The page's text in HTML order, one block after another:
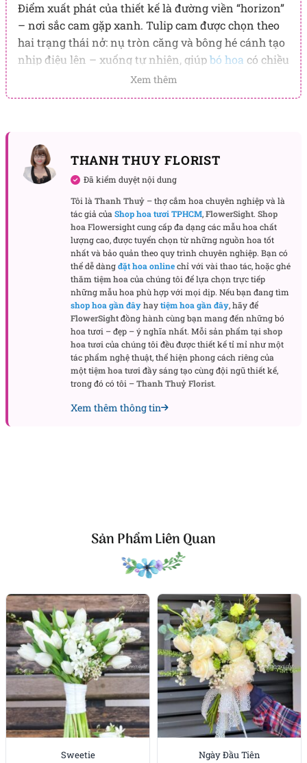
Điểm xuất phát của thiết kế là đường viền “horizon”
– nơi sắc cam gặp xanh. Tulip cam được chọn theo
hai trạng thái nở: nụ tròn căng và bông hé cánh tạo
nhịp điệu lên – xuống tự nhiên, giúpbó hoa có chiều
sâu khi nhìn trực diện lẫn nghiêng. Vòng lá bạc
kẽ là các cụm sao trắng li ti – những điểm sáng nhỏ
khiến tổng thể trở nên tinh xảo. Cỏ đồng tiền được
xử lý thành mảng nền xanh mảnh, dựng biên cho
bó hoa và khéo giấu cuống, giữ dáng bền trong suốt
hành trình trao tặng.
Chất liệu & bố cục (được chăm chút đến từng lớp)
Hoa chính:Tulip cam tuyển chọn, cánh dày, sống màu
tốt; phối tỉ lệ nụ – bông nở cân đối để giữ form trong nhiều
Hoa – lá điểm xuyết:Sao trắng tạo texture mịn; lá bạc bản
tròn cho mảng khối; cỏ đồng tiền cho sợi xanh mềm, tạo
cảm giác tươi mới.
Lớpkraft mộcbên ngoài cho phom đứng; lớp
giấy kembên trong làm “đệm sáng”, giúp màu hoa nổi
Ruy-băng xanh olive buộc bản rộng, thắt thấp để kéo
cách đặt mảng lá bạc lệch tâm, bó hoa có điểm nhấn
rõ ràng khi chụp ảnh, rất “ăn sáng” dưới ánh cửa sổ
hoặc đèn vàng trong nhà.
Trải nghiệm người nhận
“Đường chân trời” thuộc nhómbó hoa tulipthiên về
cảm xúc, đề cao sự tinh giản. Sắc cam ấm làm tươi
khuôn mặt và trang phục, đặc biệt hợp tông da châu
Á. Khi đặt trên bàn, bó hoa không chiếm diện tích
nhưng đủ hiện diện – một mảng màu nắng giúp
căn phòng sáng bừng ngay cả trong ngày âm u.
Đặt làm theo ý bạn
Bạn có thể yêu cầu điều chỉnh cường độ sắc cam
Xem thêm
THANH THUY FLORIST
Đã kiểm duyệt nội dung
Tôi làThanh Thuỷ – thợ cắm hoa chuyên nghiệp và là
tác giả củaShop hoa tươi TPHCM,FlowerSight. Shop
hoaFlowersight cung cấp đa dạng các mẫu hoa chất
lượng cao, được tuyển chọn từ những nguồn hoa tốt
nhất và bảo quản theo quy trình chuyên nghiệp. Bạn có
thể dễ dàngđặt hoa onlinechỉ với vài thao tác, hoặc ghé
thămtiệm hoacủa chúng tôi để lựa chọn trực tiếp
những mẫu hoa phù hợp với mọi dịp. Nếu bạn đang tìm
shop hoa gần đâyhaytiệm hoa gần đây, hãy để
FlowerSightđồng hành cùng bạn mang đến những bó
hoa tươi – đẹp – ý nghĩa nhất. Mỗi sản phẩm tạishop
hoa tươicủa chúng tôi đều được thiết kế tỉ mỉ như một
tác phẩm nghệ thuật, thể hiện phong cách riêng của
mộttiệm hoa tươiđầy sáng tạo cùng đội ngũ thiết kế,
trong đó có tôi –Thanh Thuỷ Florist.
Xem thêm thông tin
Sản Phẩm Liên Quan
Sweetie Ngày Đầu Tiên